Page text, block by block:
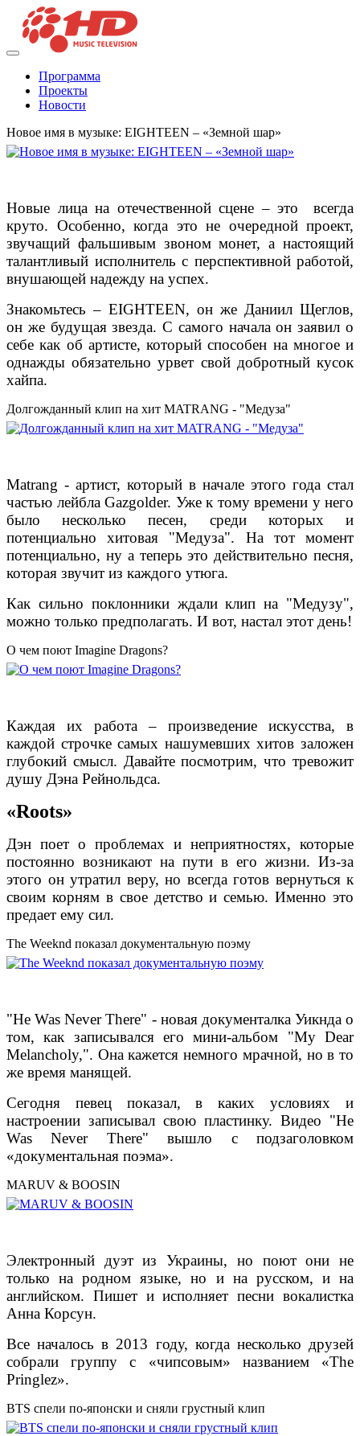
Программа
Проекты
Новости
Новое имя в музыке: EIGHTEEN – «Земной шар»
Новые лица на отечественной сцене – это всегда
круто. Особенно, когда это не очередной проект,
звучащий фальшивым звоном монет, а настоящий
талантливый исполнитель с перспективной работой,
внушающей надежду на успех.
Знакомьтесь – EIGHTEEN, он же Даниил Щеглов,
он же будущая звезда. С самого начала он заявил о
себе как об артисте, который способен на многое и
однажды обязательно урвет свой добротный кусок
хайпа.
Долгожданный клип на хит MATRANG - "Медуза"
Matrang - артист, который в начале этого года стал
частью лейбла Gazgolder. Уже к тому времени у него
было несколько песен, среди которых и
потенциально хитовая "Медуза". На тот момент
потенциально, ну а теперь это действительно песня,
которая звучит из каждого утюга.
Как сильно поклонники ждали клип на "Медузу",
можно только предполагать. И вот, настал этот день!
О чем поют Imagine Dragons?
Каждая их работа – произведение искусства, в
каждой строчке самых нашумевших хитов заложен
глубокий смысл. Давайте посмотрим, что тревожит
душу Дэна Рейнольдса.
«Roots»
Дэн поет о проблемах и неприятностях, которые
постоянно возникают на пути в его жизни. Из-за
этого он утратил веру, но всегда готов вернуться к
своим корням в свое детство и семью. Именно это
предает ему сил.
The Weeknd показал документальную поэму
"He Was Never There" - новая документалка Уикнда о
том, как записывался его мини-альбом "My Dear
Melancholy,". Она кажется немного мрачной, но в то
же время манящей.
Сегодня певец показал, в каких условиях и
настроении записывал свою пластинку. Видео "He
Was Never There" вышло с подзаголовком
«документальная поэма».
MARUV & BOOSIN
Электронный дуэт из Украины, но поют они не
только на родном языке, но и на русском, и на
английском. Пишет и исполняет песни вокалистка
Анна Корсун.
Все началось в 2013 году, когда несколько друзей
собрали группу с «чипсовым» названием «The
Pringlez».
BTS спели по-японски и сняли грустный клип